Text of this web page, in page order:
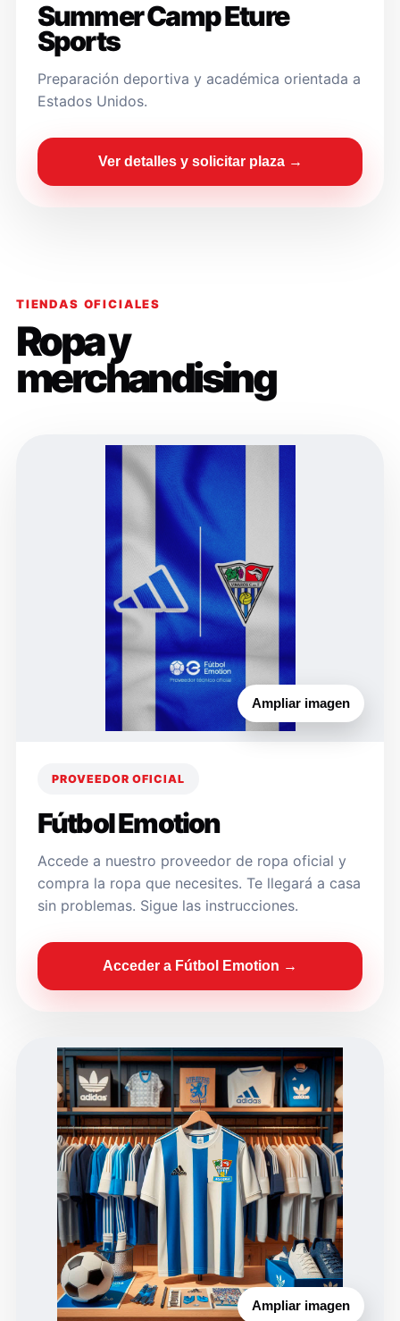
Summer Camp Eture
Sports
Preparación deportiva y académica orientada a
Estados Unidos.
Ver detalles y solicitar plaza →
TIENDAS OFICIALES
Ropa y
merchandising
Ampliar imagen
PROVEEDOR OFICIAL
Fútbol Emotion
Accede a nuestro proveedor de ropa oficial y
compra la ropa que necesites. Te llegará a casa
sin problemas. Sigue las instrucciones.
Acceder a Fútbol Emotion →
Ampliar imagen